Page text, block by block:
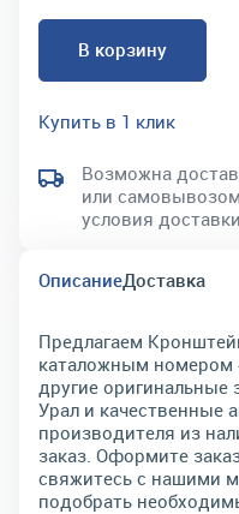
В корзину
Купить в 1 клик
Возможна
или
условия
ОписаниеДоставка
Предлагаем
каталожным номером
другие оригинальные
Урал и качественные
производителя из
заказ. Оформите
свяжитесь с нашими
подобрать